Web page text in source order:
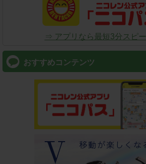
⇒ アプリなら最短3分スピー
おすすめコンテンツ